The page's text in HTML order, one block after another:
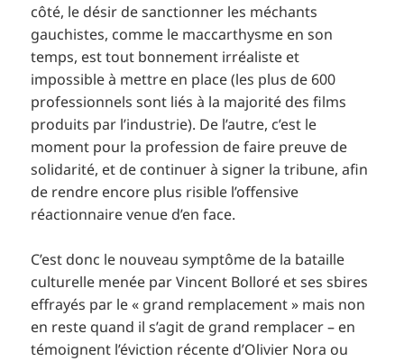
côté, le désir de sanctionner les méchants
gauchistes, comme le maccarthysme en son
temps, est tout bonnement irréaliste et
impossible à mettre en place (les plus de 600
professionnels sont liés à la majorité des films
produits par l’industrie). De l’autre, c’est le
moment pour la profession de faire preuve de
solidarité, et de continuer à signer la tribune, afin
de rendre encore plus risible l’offensive
réactionnaire venue d’en face.
C’est donc le nouveau symptôme de la bataille
culturelle menée par Vincent Bolloré et ses sbires
effrayés par le « grand remplacement » mais non
en reste quand il s’agit de grand remplacer – en
témoignent l’éviction récente d’Olivier Nora ou